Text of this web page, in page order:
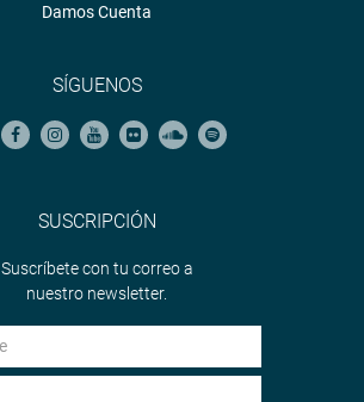
Damos Cuenta
SÍGUENOS
SUSCRIPCIÓN
Suscríbete con tu correo a
nuestro newsletter.